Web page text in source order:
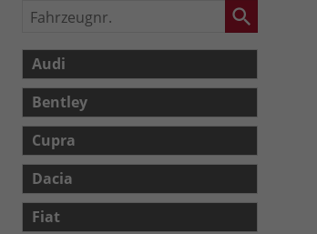
Fahrzeugnr.
Audi
Bentley
Cupra
Dacia
Fiat